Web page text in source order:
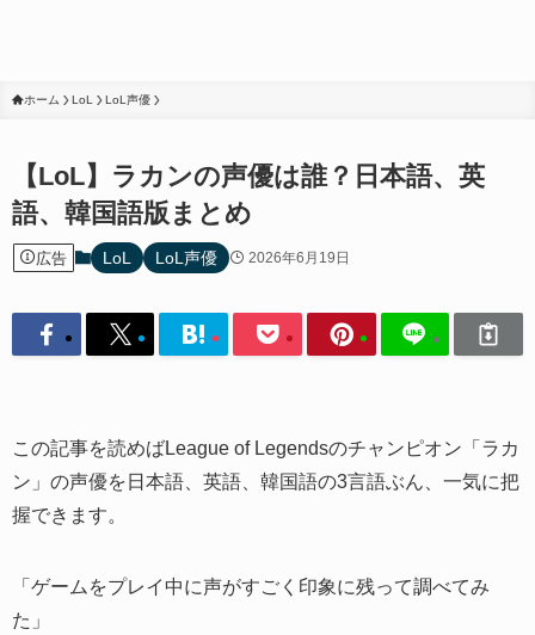
ホーム LoL LoL声優
【LoL】ラカンの声優は誰？日本語、英
語、韓国語版まとめ
広告 LoL LoL声優 2026年6月19日
この記事を読めばLeague of Legendsのチャンピオン「ラカ
ン」の声優を日本語、英語、韓国語の3言語ぶん、一気に把
握できます。
「ゲームをプレイ中に声がすごく印象に残って調べてみ
た」